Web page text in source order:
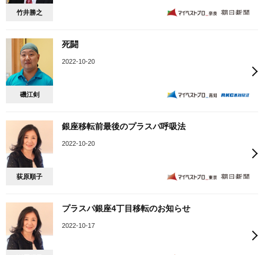
竹井勝之
磯江剣
死闘
2022-10-20
荻原順子
銀座移転前最後のプラスパ呼吸法
2022-10-20
プラスパ銀座4丁目移転のお知らせ
2022-10-17